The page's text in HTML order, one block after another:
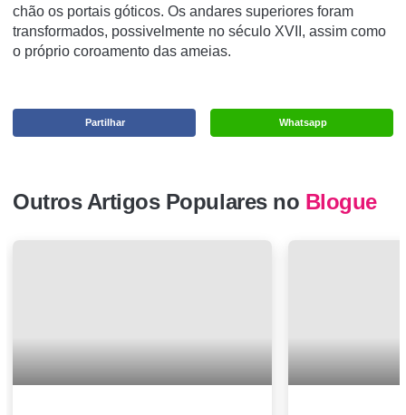
chão os portais góticos. Os andares superiores foram
transformados, possivelmente no século XVII, assim como
o próprio coroamento das ameias.
Whatsapp
Partilhar
Outros Artigos Populares no Blogue